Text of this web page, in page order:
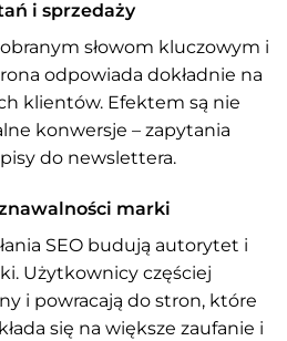
i sprzedaży
słowom kluczowym i
odpowiada dokładnie na
klientów. Efektem są nie
konwersje – zapytania
do newslettera.
marki
SEO budują autorytet i
Użytkownicy częściej
i powracają do stron, które
się na większe zaufanie i